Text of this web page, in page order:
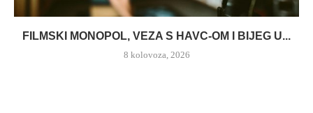
FILMSKI MONOPOL, VEZA S HAVC-OM I BIJEG U...
8 kolovoza, 2026